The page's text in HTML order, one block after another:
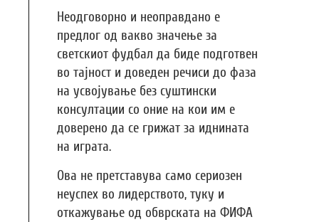
Неодговорно и неоправдано е
предлог од вакво значење за
светскиот фудбал да биде подготвен
во тајност и доведен речиси до фаза
на усвојување без суштински
консултации со оние на кои им е
доверено да се грижат за иднината
на играта.
Ова не претставува само сериозен
неуспех во лидерството, туку и
откажување од обврската на ФИФА